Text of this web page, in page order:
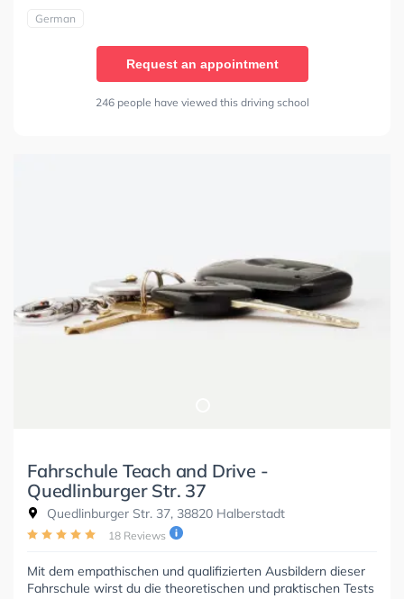
German
Request an appointment
246 people have viewed this driving school
Fahrschule Teach and Drive -
Quedlinburger Str. 37
Quedlinburger Str. 37, 38820 Halberstadt
18 Reviews
Mit dem empathischen und qualifizierten Ausbildern dieser
Fahrschule wirst du die theoretischen und praktischen Tests